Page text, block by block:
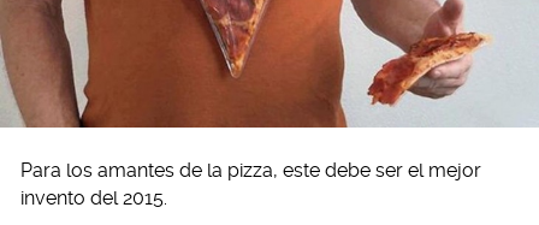
Para los amantes de la pizza, este debe ser el mejor
invento del 2015.